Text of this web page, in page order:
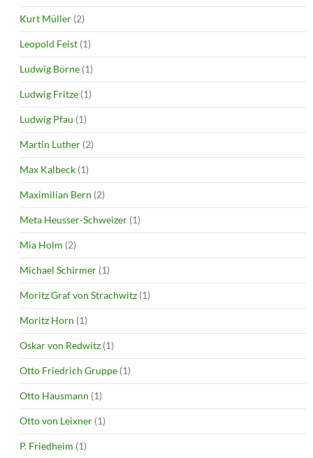
Kurt Müller (2)
Leopold Feist (1)
Ludwig Börne (1)
Ludwig Fritze (1)
Ludwig Pfau (1)
Martin Luther (2)
Max Kalbeck (1)
Maximilian Bern (2)
Meta Heusser-Schweizer (1)
Mia Holm (2)
Michael Schirmer (1)
Moritz Graf von Strachwitz (1)
Moritz Horn (1)
Oskar von Redwitz (1)
Otto Friedrich Gruppe (1)
Otto Hausmann (1)
Otto von Leixner (1)
P. Friedheim (1)